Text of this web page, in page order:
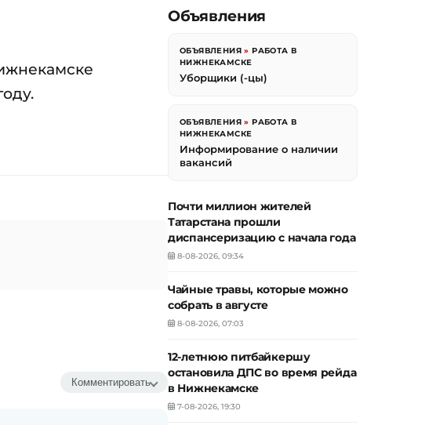
Комментировать
Объявления
ОБЪЯВЛЕНИЯ »РАБОТА В
НИЖНЕКАМСКЕ
Уборщики (-цы)
ОБЪЯВЛЕНИЯ »РАБОТА В
НИЖНЕКАМСКЕ
Информирование о наличии
вакансий
Почти миллион жителей
Татарстана прошли
диспансеризацию с начала года
8-08-2026, 09:34
Чайные травы, которые можно
собрать в августе
8-08-2026, 07:03
12-летнюю питбайкершу
остановила ДПС во время рейда
в Нижнекамске
7-08-2026, 19:30